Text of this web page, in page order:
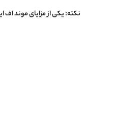
نکته:یکی از مزایای موند اف